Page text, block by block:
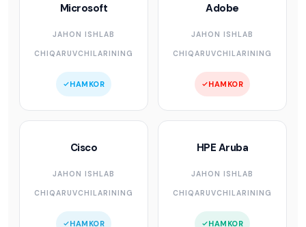
Microsoft
JAHON ISHLAB
CHIQARUVCHILARINING
HAMKOR
Adobe
JAHON ISHLAB
CHIQARUVCHILARINING
HAMKOR
Cisco
JAHON ISHLAB
CHIQARUVCHILARINING
HAMKOR
HPE Aruba
JAHON ISHLAB
CHIQARUVCHILARINING
HAMKOR